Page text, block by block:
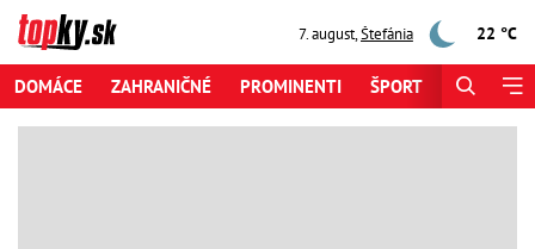
7. august,Štefánia 22 °C
DOMÁCE ZAHRANIČNÉ PROMINENTI ŠPORT